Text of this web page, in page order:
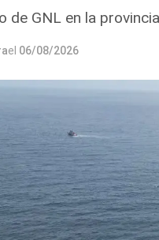
de GNL en la
el 06/08/2026